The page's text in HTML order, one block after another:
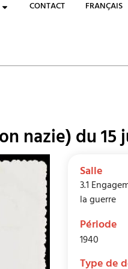
CONTACT FRANÇAIS
nazie) du 15
Salle
3.1
la guerre
Période
1940